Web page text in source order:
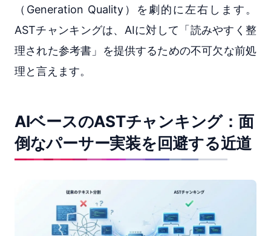
（Generation Quality）を劇的に左右します。
ASTチャンキングは、AIに対して「読みやすく整
理された参考書」を提供するための不可欠な前処
理と言えます。
AIベースのASTチャンキング：面
倒なパーサー実装を回避する近道